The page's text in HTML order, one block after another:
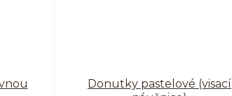
Donutky pastelové (visací